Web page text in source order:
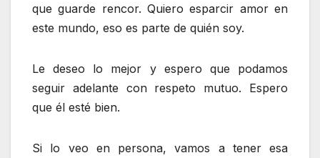
que guarde rencor. Quiero esparcir amor en
este mundo, eso es parte de quién soy.
Le deseo lo mejor y espero que podamos
seguir adelante con respeto mutuo. Espero
que él esté bien.
Si lo veo en persona, vamos a tener esa